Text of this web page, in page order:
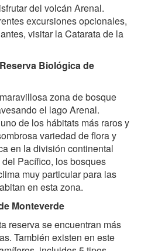
del volcán Arenal.
excursiones opcionales,
visitar la Catarata de la
Biológica de
zona de bosque
el lago Arenal.
de los hábitats más raros y
variedad de flora y
en la división continental
Pacífico, los bosques
muy particular para las
en esta zona.
Monteverde
reserva se encuentran más
También existen en este